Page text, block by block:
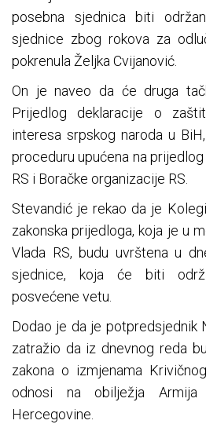
posebna sjednica biti
sjednice zbog rokova za
pokrenula Željka Cvijanović.
On je naveo da će druga
Prijedlog deklaracije o
interesa srpskog naroda u
proceduru upućena na
RS i Boračke organizacije RS.
Stevandić je rekao da je
zakonska prijedloga, koja je u
Vlada RS, budu uvrštena u
sjednice, koja će biti
posvećene vetu.
Dodao je da je potpredsjednik
zatražio da iz dnevnog reda
zakona o izmjenama
odnosi na obilježja
Hercegovine.